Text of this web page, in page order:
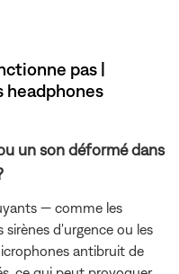
pas |
un son déformé dans
— comme les
sirènes d'urgence ou les
antibruit de